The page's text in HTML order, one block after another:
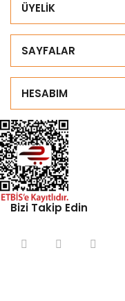
ÜYELİK
SAYFALAR
HESABIM
Bizi Takip Edin